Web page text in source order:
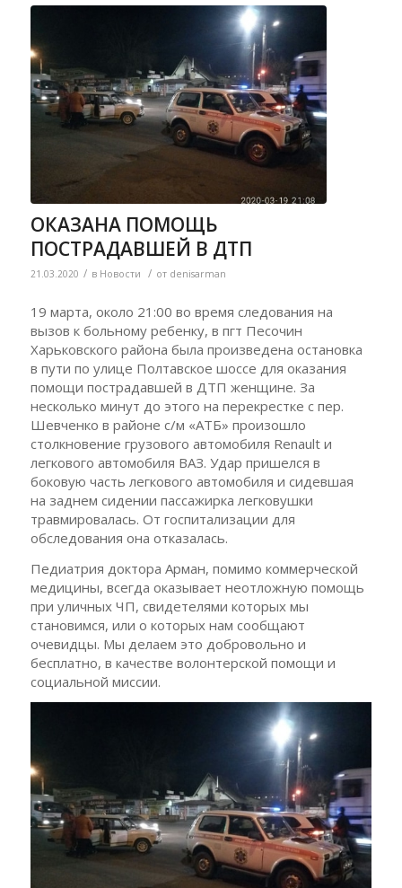
ОКАЗАНА ПОМОЩЬ
ПОСТРАДАВШЕЙ В ДТП
21.03.2020 / в Новости / от denisarman
19 марта, около 21:00 во время следования на
вызов к больному ребенку, в пгт Песочин
Харьковского района была произведена остановка
в пути по улице Полтавское шоссе для оказания
помощи пострадавшей в ДТП женщине. За
несколько минут до этого на перекрестке с пер.
Шевченко в районе с/м «АТБ» произошло
столкновение грузового автомобиля Renault и
легкового автомобиля ВАЗ. Удар пришелся в
боковую часть легкового автомобиля и сидевшая
на заднем сидении пассажирка легковушки
травмировалась. От госпитализации для
обследования она отказалась.
Педиатрия доктора Арман, помимо коммерческой
медицины, всегда оказывает неотложную помощь
при уличных ЧП, свидетелями которых мы
становимся, или о которых нам сообщают
очевидцы. Мы делаем это добровольно и
бесплатно, в качестве волонтерской помощи и
социальной миссии.